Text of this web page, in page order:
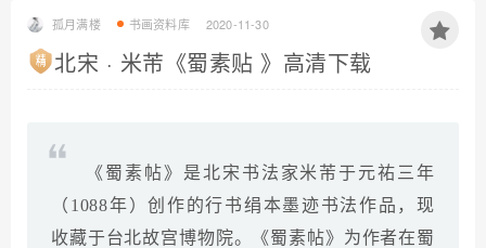
孤月满楼 书画资料库 2020-11-30
北宋 · 米芾《蜀素贴 》高清下载
《蜀素帖》是北宋书法家米芾于元祐三年
（1088年）创作的行书绢本墨迹书法作品，现
收藏于台北故宫博物院。《蜀素帖》为作者在蜀